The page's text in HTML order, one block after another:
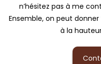
n’hésitez pas à me
Ensemble, on peut
à la